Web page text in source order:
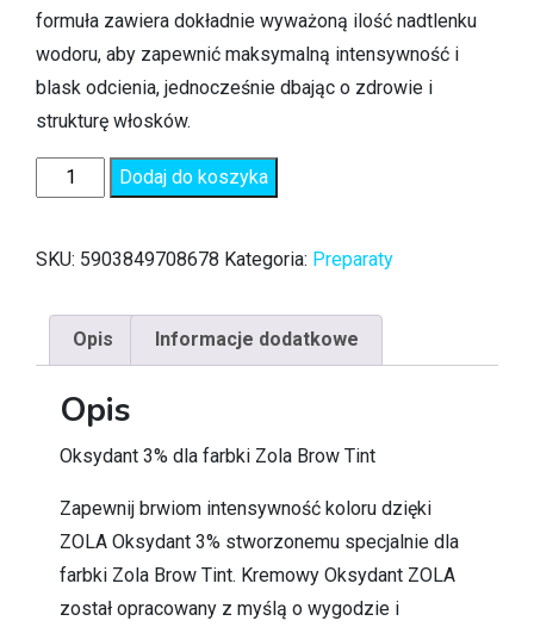
formuła zawiera dokładnie wyważoną ilość nadtlenku
wodoru, aby zapewnić maksymalną intensywność i
blask odcienia, jednocześnie dbając o zdrowie i
strukturę włosków.
Dodaj do koszyka
SKU: 5903849708678 Kategoria: Preparaty
Opis Informacje dodatkowe
Opis
Oksydant 3% dla farbki Zola Brow Tint
Zapewnij brwiom intensywność koloru dzięki
ZOLA Oksydant 3% stworzonemu specjalnie dla
farbki Zola Brow Tint. Kremowy Oksydant ZOLA
został opracowany z myślą o wygodzie i